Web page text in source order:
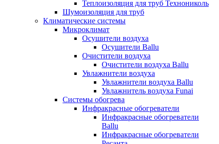
Теплоизоляция для труб Технониколь
Шумоизоляция для труб
Климатические системы
Микроклимат
Осушители воздуха
Осушители Ballu
Очистители воздуха
Очистители воздуха Ballu
Увлажнители воздуха
Увлажнители воздуха Ballu
Увлажнитель воздуха Funai
Системы обогрева
Инфракрасные обогреватели
Инфракрасные обогреватели
Ballu
Инфракрасные обогреватели